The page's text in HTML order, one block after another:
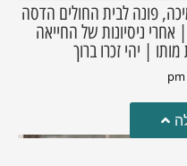
פונה לבית החולים הדסה
ניסיונות של החייאה
| יהי זכרו ברוך